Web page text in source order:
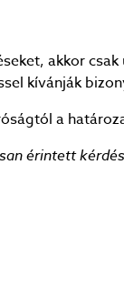
akkor
kívánják
a
érintett